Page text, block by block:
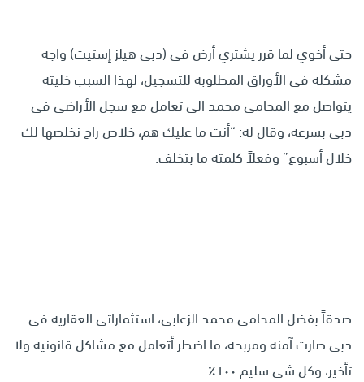
حتى أخوي لما قرر يشتري أرض في (دبي هيلز إستيت) واجه
مشكلة في الأوراق المطلوبة للتسجيل، لهذا السبب خليته
يتواصل مع المحامي محمد الي تعامل مع سجل الأراضي في
دبي بسرعة، وقال له: “أنت ما عليك هم، خلاص راح نخلصها لك
خلال أسبوع” وفعلاً كلمته ما بتخلف.
صدقاً بفضل المحامي محمد الزعابي، استثماراتي العقارية في
دبي صارت آمنة ومربحة، ما اضطر أتعامل مع مشاكل قانونية ولا
تأخير، وكل شي سليم ١٠٠٪.